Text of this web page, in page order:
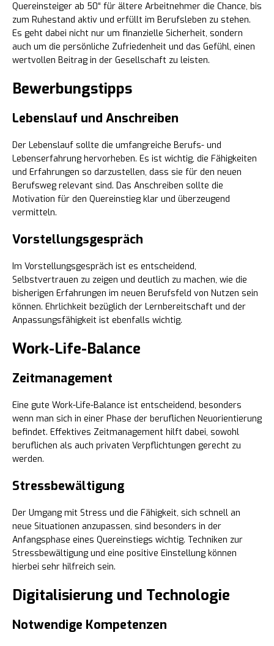
Quereinsteiger ab 50“ für ältere Arbeitnehmer die Chance, bis
zum Ruhestand aktiv und erfüllt im Berufsleben zu stehen.
Es geht dabei nicht nur um finanzielle Sicherheit, sondern
auch um die persönliche Zufriedenheit und das Gefühl, einen
wertvollen Beitrag in der Gesellschaft zu leisten.
Bewerbungstipps
Lebenslauf und Anschreiben
Der Lebenslauf sollte die umfangreiche Berufs- und
Lebenserfahrung hervorheben. Es ist wichtig, die Fähigkeiten
und Erfahrungen so darzustellen, dass sie für den neuen
Berufsweg relevant sind. Das Anschreiben sollte die
Motivation für den Quereinstieg klar und überzeugend
vermitteln.
Vorstellungsgespräch
Im Vorstellungsgespräch ist es entscheidend,
Selbstvertrauen zu zeigen und deutlich zu machen, wie die
bisherigen Erfahrungen im neuen Berufsfeld von Nutzen sein
können. Ehrlichkeit bezüglich der Lernbereitschaft und der
Anpassungsfähigkeit ist ebenfalls wichtig.
Work-Life-Balance
Zeitmanagement
Eine gute Work-Life-Balance ist entscheidend, besonders
wenn man sich in einer Phase der beruflichen Neuorientierung
befindet. Effektives Zeitmanagement hilft dabei, sowohl
beruflichen als auch privaten Verpflichtungen gerecht zu
werden.
Stressbewältigung
Der Umgang mit Stress und die Fähigkeit, sich schnell an
neue Situationen anzupassen, sind besonders in der
Anfangsphase eines Quereinstiegs wichtig. Techniken zur
Stressbewältigung und eine positive Einstellung können
hierbei sehr hilfreich sein.
Digitalisierung und Technologie
Notwendige Kompetenzen